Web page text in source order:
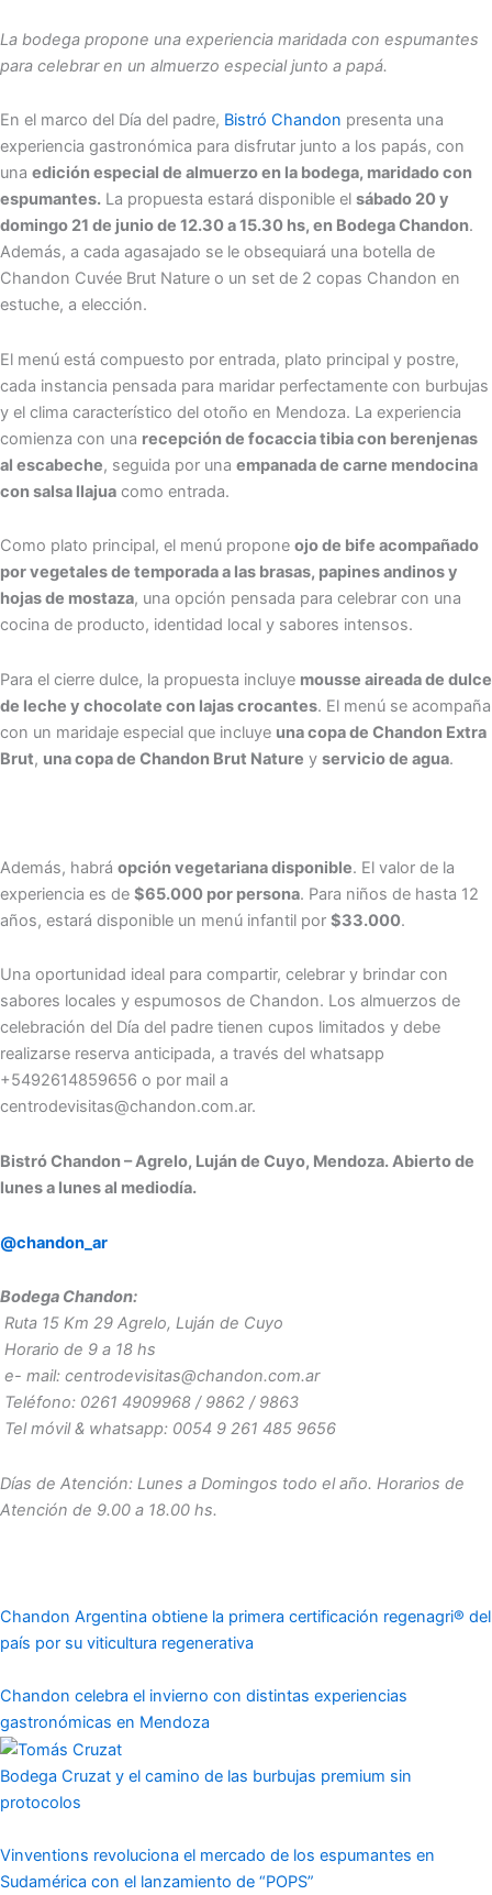
La bodega propone una experiencia maridada con espumantes
para celebrar en un almuerzo especial junto a papá.
En el marco del Día del padre, Bistró Chandon presenta una
experiencia gastronómica para disfrutar junto a los papás, con
una edición especial de almuerzo en la bodega, maridado con
espumantes. La propuesta estará disponible el sábado 20 y
domingo 21 de junio de 12.30 a 15.30 hs, en Bodega Chandon.
Además, a cada agasajado se le obsequiará una botella de
Chandon Cuvée Brut Nature o un set de 2 copas Chandon en
estuche, a elección.
El menú está compuesto por entrada, plato principal y postre,
cada instancia pensada para maridar perfectamente con burbujas
y el clima característico del otoño en Mendoza. La experiencia
comienza con una recepción de focaccia tibia con berenjenas
al escabeche, seguida por una empanada de carne mendocina
con salsa llajua como entrada.
Como plato principal, el menú propone ojo de bife acompañado
por vegetales de temporada a las brasas, papines andinos y
hojas de mostaza, una opción pensada para celebrar con una
cocina de producto, identidad local y sabores intensos.
Para el cierre dulce, la propuesta incluye mousse aireada de dulce
de leche y chocolate con lajas crocantes. El menú se acompaña
con un maridaje especial que incluye una copa de Chandon Extra
Brut, una copa de Chandon Brut Nature y servicio de agua.
Además, habrá opción vegetariana disponible. El valor de la
experiencia es de $65.000 por persona. Para niños de hasta 12
años, estará disponible un menú infantil por $33.000.
Una oportunidad ideal para compartir, celebrar y brindar con
sabores locales y espumosos de Chandon. Los almuerzos de
celebración del Día del padre tienen cupos limitados y debe
realizarse reserva anticipada, a través del whatsapp
+5492614859656 o por mail a
centrodevisitas@chandon.com.ar.
Bistró Chandon – Agrelo, Luján de Cuyo, Mendoza. Abierto de
lunes a lunes al mediodía.
@chandon_ar
Bodega Chandon:
Ruta 15 Km 29 Agrelo, Luján de Cuyo
Horario de 9 a 18 hs
e- mail: centrodevisitas@chandon.com.ar
Teléfono: 0261 4909968 / 9862 / 9863
Tel móvil & whatsapp: 0054 9 261 485 9656
Días de Atención: Lunes a Domingos todo el año. Horarios de
Atención de 9.00 a 18.00 hs.
Chandon Argentina obtiene la primera certificación regenagri® del
país por su viticultura regenerativa
Chandon celebra el invierno con distintas experiencias
gastronómicas en Mendoza
Bodega Cruzat y el camino de las burbujas premium sin
protocolos
Vinventions revoluciona el mercado de los espumantes en
Sudamérica con el lanzamiento de “POPS”